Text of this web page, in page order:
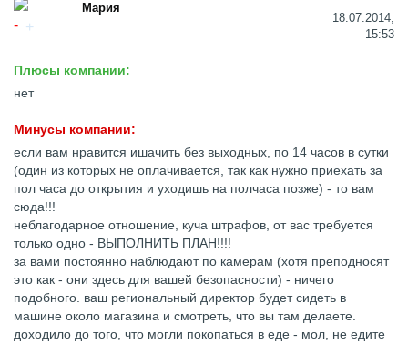
Мария
18.07.2014,
15:53
Плюсы компании:
нет
Минусы компании:
если вам нравится ишачить без выходных, по 14 часов в сутки
(один из которых не оплачивается, так как нужно приехать за
пол часа до открытия и уходишь на полчаса позже) - то вам
сюда!!!
неблагодарное отношение, куча штрафов, от вас требуется
только одно - ВЫПОЛНИТЬ ПЛАН!!!!
за вами постоянно наблюдают по камерам (хотя преподносят
это как - они здесь для вашей безопасности) - ничего
подобного. ваш региональный директор будет сидеть в
машине около магазина и смотреть, что вы там делаете.
доходило до того, что могли покопаться в еде - мол, не едите